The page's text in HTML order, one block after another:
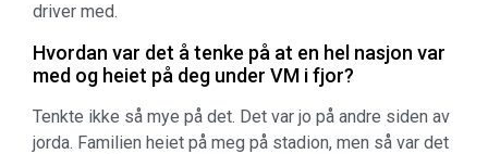
driver med.
Hvordan var det å tenke på at en hel nasjon var
med og heiet på deg under VM i fjor?
Tenkte ikke så mye på det. Det var jo på andre siden av
jorda. Familien heiet på meg på stadion, men så var det